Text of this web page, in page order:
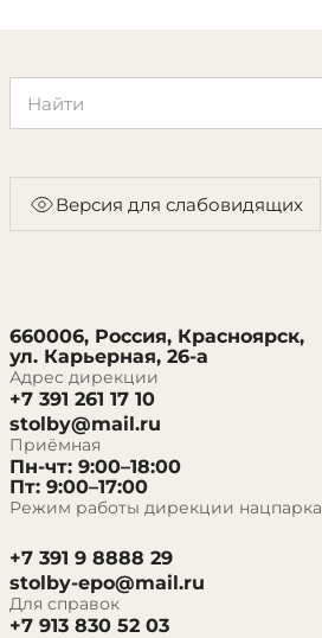
Версия для слабовидящих
660006, Россия, Красноярск,
ул. Карьерная, 26-а
Адрес дирекции
+7 391 261 17 10
stolby@mail.ru
Приёмная
Пн-чт: 9:00–18:00
Пт: 9:00–17:00
Режим работы дирекции нацпарка
+7 391 9 8888 29
stolby-epo@mail.ru
Для справок
+7 913 830 52 03